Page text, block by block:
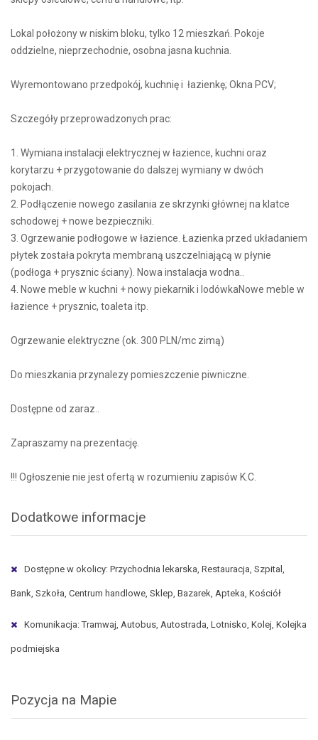
Lokal położony w niskim bloku, tylko 12 mieszkań. Pokoje
oddzielne, nieprzechodnie, osobna jasna kuchnia.
Wyremontowano przedpokój, kuchnię i łazienkę; Okna PCV;
Szczegóły przeprowadzonych prac:
1. Wymiana instalacji elektrycznej w łazience, kuchni oraz
korytarzu + przygotowanie do dalszej wymiany w dwóch
pokojach.
2. Podłączenie nowego zasilania ze skrzynki głównej na klatce
schodowej + nowe bezpieczniki.
3. Ogrzewanie podłogowe w łazience. Łazienka przed układaniem
płytek została pokryta membraną uszczelniającą w płynie
(podłoga + prysznic ściany). Nowa instalacja wodna..
4. Nowe meble w kuchni + nowy piekarnik i lodówkaNowe meble w
łazience + prysznic, toaleta itp.
Ogrzewanie elektryczne (ok. 300 PLN/mc zimą)
Do mieszkania przynalezy pomieszczenie piwniczne.
Dostępne od zaraz..
Zapraszamy na prezentację.
!!! Ogłoszenie nie jest ofertą w rozumieniu zapisów K.C.
Dodatkowe informacje
Dostępne w okolicy: Przychodnia lekarska, Restauracja, Szpital,
Bank, Szkoła, Centrum handlowe, Sklep, Bazarek, Apteka, Kościół
Komunikacja: Tramwaj, Autobus, Autostrada, Lotnisko, Kolej, Kolejka
podmiejska
Pozycja na Mapie